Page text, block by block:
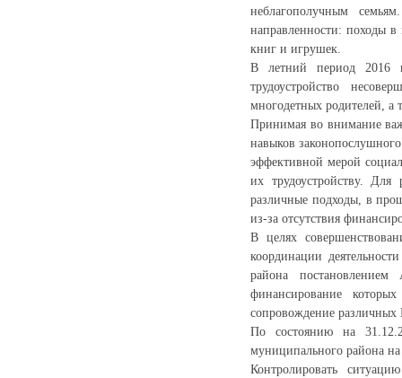
неблагополучным
направленности: походы
книг и игрушек.
В летний период 2016
трудоустройство
многодетных родителей, а
Принимая во внимание
навыков
эффективной мерой
их трудоустройству.
различные подходы, в
из-за отсутствия
В целях
координации
района
финансирование
сопровождение
По состоянию на
муниципального района
Контролировать